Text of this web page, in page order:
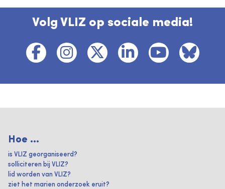
Volg VLIZ op sociale media!
Hoe ...
is VLIZ georganiseerd?
solliciteren bij VLIZ?
lid worden van VLIZ?
ziet het marien onderzoek eruit?